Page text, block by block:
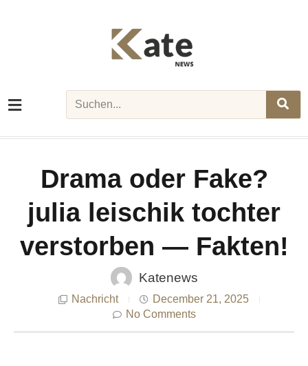
Drama oder Fake?
julia leischik tochter
verstorben — Fakten!
Katenews
Nachricht
December 21, 2025
No Comments